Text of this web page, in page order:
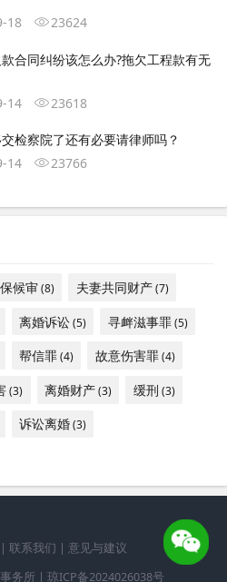
18
23624
合同纠纷该怎么办?拖欠工程款有无
14
23618
检察院了还有必要请律师吗？
14
23766
候审(8) 夫妻共同财产(7)
离婚诉讼(5) 寻衅滋事罪(5)
帮信罪(4) 故意伤害罪(4)
(3) 离婚财产(3) 缓刑 (3)
诉讼离婚(3)
联系我们
意见与建议
务所 | 琼ICP备2024026038号